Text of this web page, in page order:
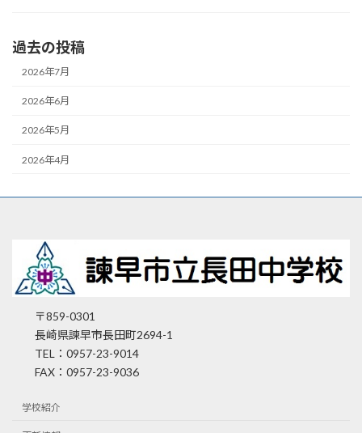
過去の投稿
2026年7月
2026年6月
2026年5月
2026年4月
〒859-0301
長崎県諫早市長田町2694-1
TEL：0957-23-9014
FAX：0957-23-9036
学校紹介